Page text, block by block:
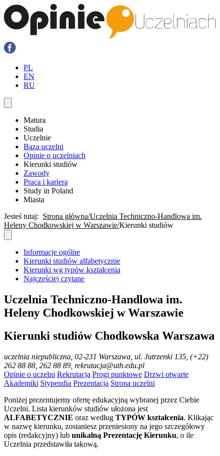
PL
EN
RU
Matura
Studia
Uczelnie
Baza uczelni
Opinie o uczelniach
Kierunki studiów
Zawody
Praca i kariera
Study in Poland
Miasta
Jesteś tutaj: Strona główna Uczelnia Techniczno-Handlowa im.
Heleny Chodkowskiej w Warszawie Kierunki studiów
Informacje ogólne
Kierunki studiów alfabetycznie
Kierunki wg typów kształcenia
Najczęściej czytane
Uczelnia Techniczno-Handlowa im.
Heleny Chodkowskiej w Warszawie
Kierunki studiów Chodkowska Warszawa
uczelnia niepubliczna , 02-231 Warszawa, ul. Jutrzenki 135, (+22)
262 88 88, 262 88 89, rekrutacja@uth.edu.pl
Opinie o uczelni Rekrutacja Progi punktowe Drzwi otwarte
Akademiki Stypendia Prezentacja Strona uczelni
Poniżej prezentujemy ofertę edukacyjną wybranej przez Ciebie
Uczelni. Lista kierunków studiów ułożona jest
ALFABETYCZNIE oraz według TYPÓW kształcenia. Klikając
w nazwę kierunku, zostaniesz przeniesiony na jego szczegółowy
opis (redakcyjny) lub unikalną Prezentację Kierunku, o ile
Uczelnia przedstawiła takową.